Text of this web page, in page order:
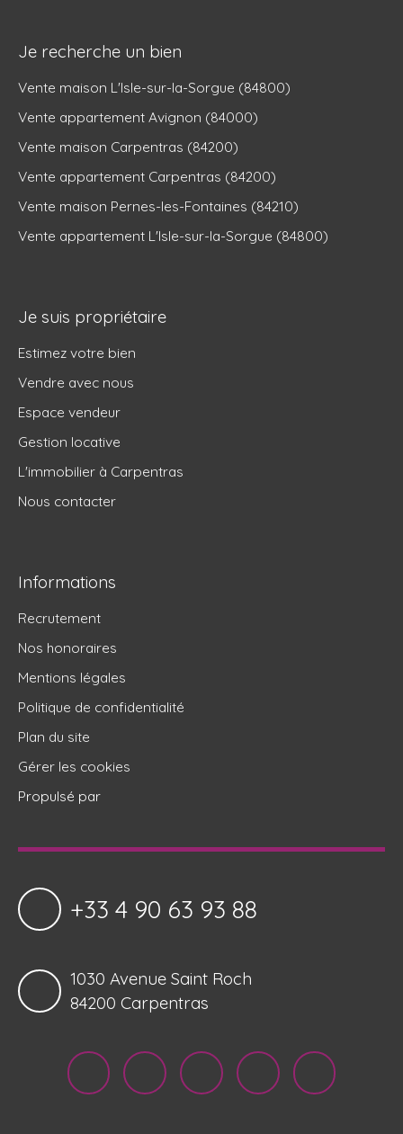
Je recherche un bien
Vente maison L'Isle-sur-la-Sorgue (84800)
Vente appartement Avignon (84000)
Vente maison Carpentras (84200)
Vente appartement Carpentras (84200)
Vente maison Pernes-les-Fontaines (84210)
Vente appartement L'Isle-sur-la-Sorgue (84800)
Je suis propriétaire
Estimez votre bien
Vendre avec nous
Espace vendeur
Gestion locative
L'immobilier à Carpentras
Nous contacter
Informations
Recrutement
Nos honoraires
Mentions légales
Politique de confidentialité
Plan du site
Gérer les cookies
Propulsé par
+33 4 90 63 93 88
1030 Avenue Saint Roch
84200 Carpentras